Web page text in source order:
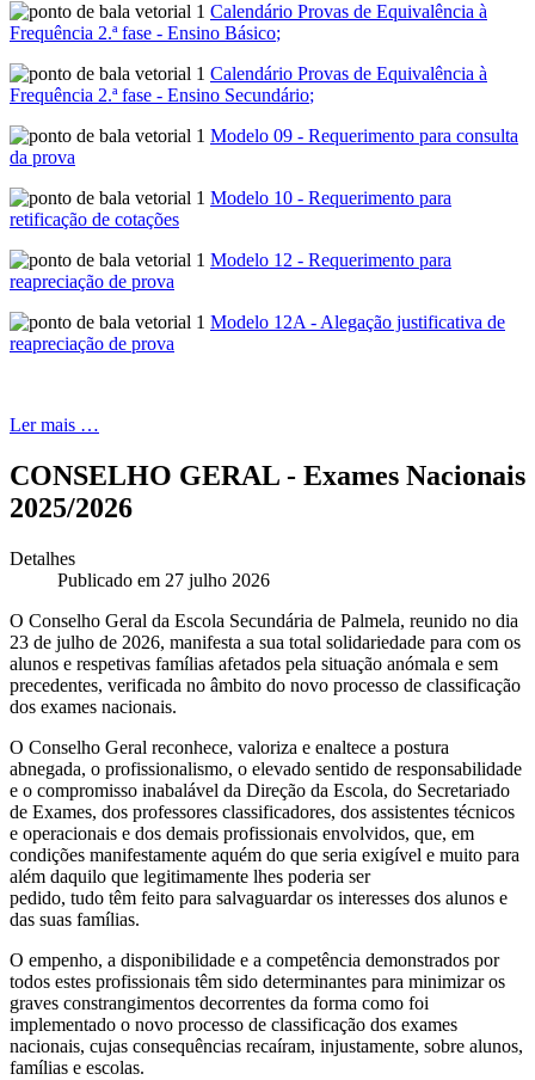
Calendário Provas de Equivalência à
Frequência 2.ª fase - Ensino Básico;
Calendário Provas de Equivalência à
Frequência 2.ª fase - Ensino Secundário;
Modelo 09 - Requerimento para consulta
da prova
Modelo 10 - Requerimento para
retificação de cotações
Modelo 12 - Requerimento para
reapreciação de prova
Modelo 12A - Alegação justificativa de
reapreciação de prova
Ler mais …
CONSELHO GERAL - Exames Nacionais
2025/2026
Detalhes
Publicado em 27 julho 2026
O Conselho Geral da Escola Secundária de Palmela, reunido no dia
23 de julho de 2026, manifesta a sua total solidariedade para com os
alunos e respetivas famílias afetados pela situação anómala e sem
precedentes, verificada no âmbito do novo processo de classificação
dos exames nacionais.
O Conselho Geral reconhece, valoriza e enaltece a postura
abnegada, o profissionalismo, o elevado sentido de responsabilidade
e o compromisso inabalável da Direção da Escola, do Secretariado
de Exames, dos professores classificadores, dos assistentes técnicos
e operacionais e dos demais profissionais envolvidos, que, em
condições manifestamente aquém do que seria exigível e muito para
além daquilo que legitimamente lhes poderia ser
pedido, tudo têm feito para salvaguardar os interesses dos alunos e
das suas famílias.
O empenho, a disponibilidade e a competência demonstrados por
todos estes profissionais têm sido determinantes para minimizar os
graves constrangimentos decorrentes da forma como foi
implementado o novo processo de classificação dos exames
nacionais, cujas consequências recaíram, injustamente, sobre alunos,
famílias e escolas.